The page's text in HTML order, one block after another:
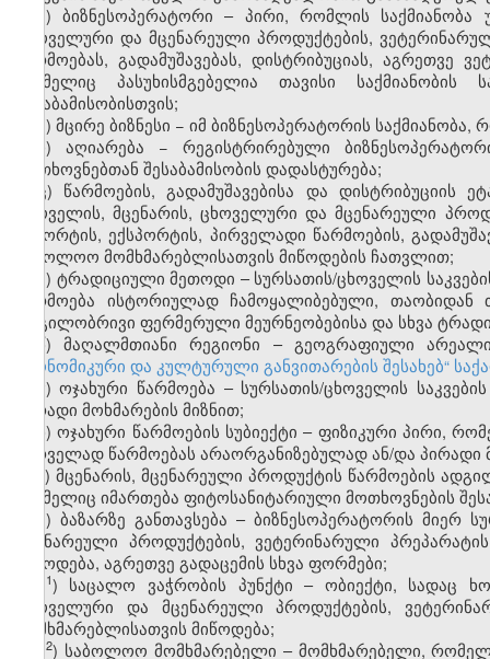
ყ) ბიზნესოპერატორი – პირი, რომლის საქმიანობა
ცხოველური და მცენარეული პროდუქტების,
წარმოებას, გადამუშავებას, დისტრიბუციას, აგრეთვე
რომელიც პასუხისმგებელია თავისი
შესაბამისობისთვის;
შ) მცირე ბიზნესი − იმ ბიზნესოპერატორის
ჩ) აღიარება − რეგისტრირებული
მოთხოვნებთან შესაბამისობის დადასტურება;
ც) წარმოების, გადამუშავებისა და დისტრიბუციის
ცხოველის, მცენარის, ცხოველური და მცენარეული
იმპორტის, ექსპორტის, პირველადი წარმოების,
საბოლოო მომხმარებლისათვის მიწოდების ჩათვლით;
ძ) ტრადიციული მეთოდი – სურსათის/ცხოველის
წარმოება ისტორიულად ჩამოყალიბებული,
ადგილობრივი ფერმერული მეურნეობებისა და სხვა
წ) მაღალმთიანი რეგიონი – გეოგრაფიული
ეკონომიკური და კულტურული განვითარების შესახებ“
ჭ) ოჯახური წარმოება – სურსათის/ცხოველის
პირადი მოხმარების მიზნით;
ხ) ოჯახური წარმოების სუბიექტი – ფიზიკური პირი,
პირველად წარმოებას არაორგანიზებულად ან/და პირადი
ჯ) მცენარის, მცენარეული პროდუქტის წარმოების
რომელიც იმართება ფიტოსანიტარიული მოთხოვნების
ჰ) ბაზარზე განთავსება – ბიზნესოპერატორის მიერ
მცენარეული პროდუქტების, ვეტერინარული
მიწოდება, აგრეთვე გადაცემის სხვა ფორმები;
​1) საცალო ვაჭრობის პუნქტი – ობიექტი, სადაც
ცხოველური და მცენარეული პროდუქტების,
მომხმარებლისათვის მიწოდება;
​2) საბოლოო მომხმარებელი – მომხმარებელი,